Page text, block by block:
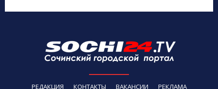
РЕДАКЦИЯ КОНТАКТЫ ВАКАНСИИ РЕКЛАМА